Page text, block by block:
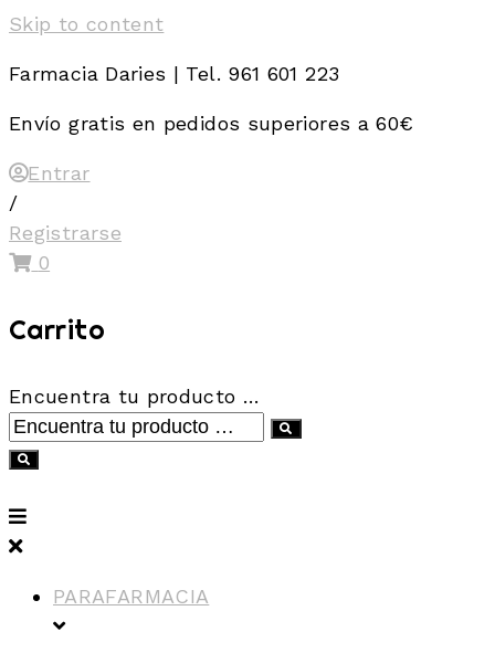
Skip to content
Farmacia Daries | Tel. 961 601 223
Envío gratis en pedidos superiores a 60€
Entrar
/
Registrarse
0
Carrito
Encuentra tu producto …
PARAFARMACIA